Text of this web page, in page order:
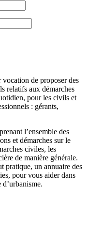
de proposer des
relatifs aux démarches
pour les civils et
: gérants,
l’ensemble des
et démarches sur le
civiles, les
de manière générale.
pratique, un annuaire des
pour vous aider dans